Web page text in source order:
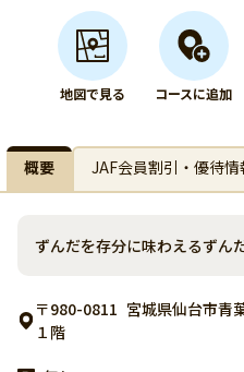
地図で見る コースに追加
概要 JAF会員割引・優待情
ずんだを存分に味わえるずん
〒980-0811 宮城県仙台市青
１階